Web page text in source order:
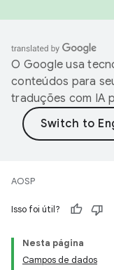
O Google usa
conteúdos para
traduções com IA
AOSP
Isso foi útil?
Nesta página
Campos de dados